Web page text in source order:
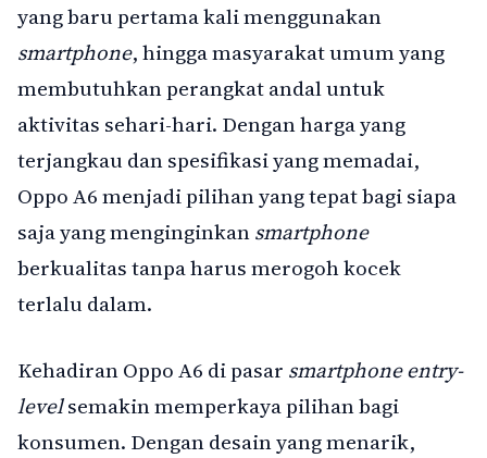
yang baru pertama kali menggunakan
smartphone, hingga masyarakat umum yang
membutuhkan perangkat andal untuk
aktivitas sehari-hari. Dengan harga yang
terjangkau dan spesifikasi yang memadai,
Oppo A6 menjadi pilihan yang tepat bagi siapa
saja yang menginginkansmartphone
berkualitas tanpa harus merogoh kocek
terlalu dalam.
Kehadiran Oppo A6 di pasar smartphone entry-
levelsemakin memperkaya pilihan bagi
konsumen. Dengan desain yang menarik,